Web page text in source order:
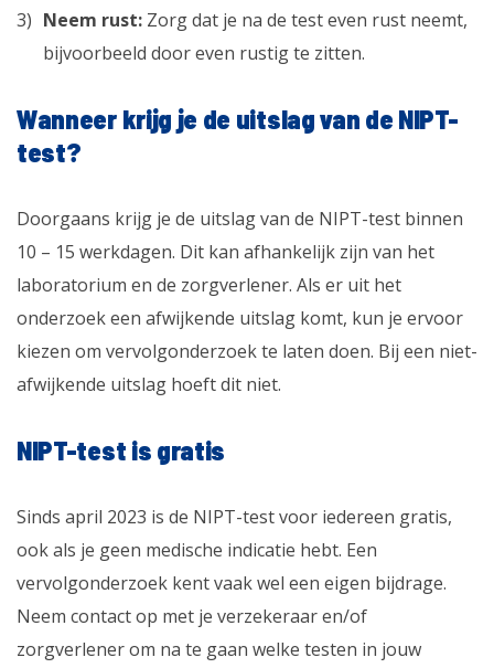
Neem rust: Zorg dat je na de test even rust neemt,
bijvoorbeeld door even rustig te zitten.
Wanneer krijg je de uitslag van de NIPT-
test?
Doorgaans krijg je de uitslag van de NIPT-test binnen
10 – 15 werkdagen. Dit kan afhankelijk zijn van het
laboratorium en de zorgverlener. Als er uit het
onderzoek een afwijkende uitslag komt, kun je ervoor
kiezen om vervolgonderzoek te laten doen. Bij een niet-
afwijkende uitslag hoeft dit niet.
NIPT-test is gratis
Sinds april 2023 is de NIPT-test voor iedereen gratis,
ook als je geen medische indicatie hebt. Een
vervolgonderzoek kent vaak wel een eigen bijdrage.
Neem contact op met je verzekeraar en/of
zorgverlener om na te gaan welke testen in jouw